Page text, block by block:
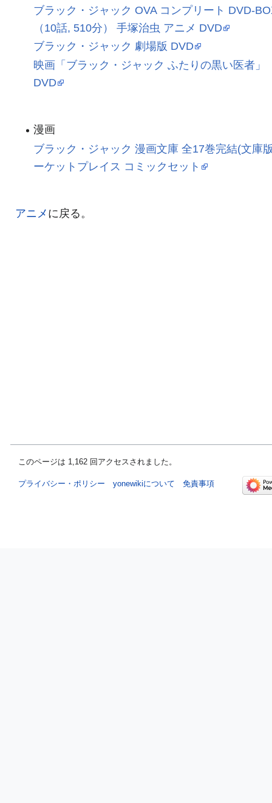
ブラック・ジャック OVA コンプリート DVD-
（10話, 510分） 手塚治虫 アニメ DVD
ブラック・ジャック 劇場版 DVD
映画「ブラック・ジャック ふたりの黒い医者」
DVD
漫画
ブラック・ジャック 漫画文庫 全17巻完結(文庫
ーケットプレイス コミックセット
アニメに戻る。
このページは 1,162 回アクセスされました。
プライバシー・ポリシー yonewikiについて 免責事項